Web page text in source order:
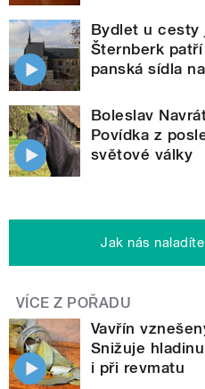
Bydlet u cesty
Šternberk
panská sídla
Boleslav
Povídka z
světové války
Jak nás
VÍCE Z POŘADU
Vavřín
Snižuje
i při revmatu